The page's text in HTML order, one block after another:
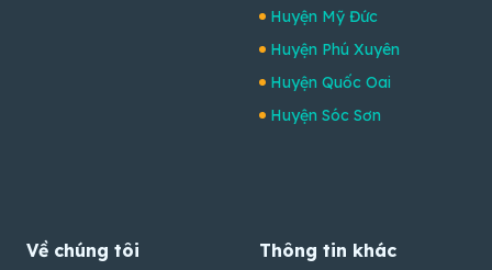
Huyện Mỹ Đức
Huyện Phú Xuyên
Huyện Quốc Oai
Huyện Sóc Sơn
Về chúng tôi Thông tin khác